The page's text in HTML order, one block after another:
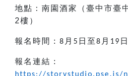
地點： 南園酒家 （臺中市臺
2樓 ）
報名時間： 8 月 5 日至8 月 19 日
報名連結：